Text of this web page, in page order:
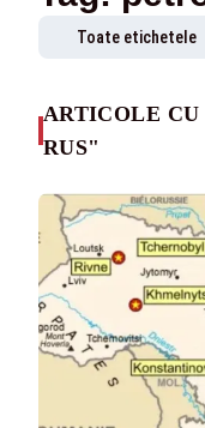
Toate etichetele
ARTICOLE
RUS"